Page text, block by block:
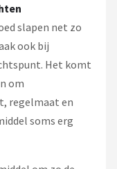
slapen net zo
ook bij
Het komt
om
regelmaat en
soms erg